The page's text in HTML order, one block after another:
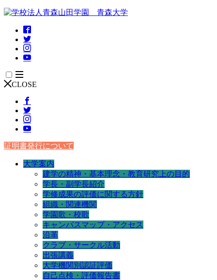
CLOSE
証明書発行について
大学案内
建学の精神・基本理念・教育研究上の目的
学長・副学長紹介
学修成果の評価に関する方針
組織・関連機関
学園歌・校歌
キャンパスマップ・アクセス
沿革
クラブ・サークル活動
出張講義
大学機関別認証評価
自己点検・評価報告書